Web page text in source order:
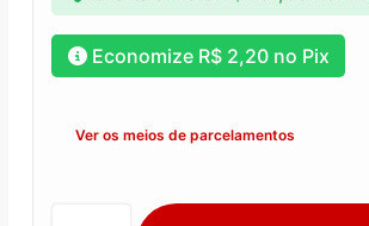
Economize R$2,20no Pix
Ver os meios de parcelamentos